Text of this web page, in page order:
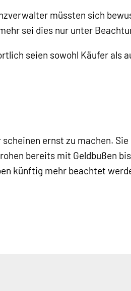
müssten sich
sei dies nur unter
seien sowohl Käufer als
ernst zu machen.
bereits mit Geldbußen
künftig mehr beachtet